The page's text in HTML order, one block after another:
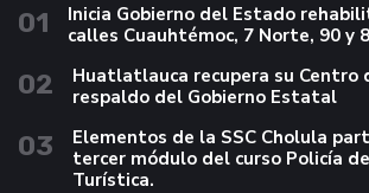
01
Inicia Gobierno del Estado
calles Cuauhtémoc, 7 Norte, 90 y
02
Huatlatlauca recupera su Centro
respaldo del Gobierno Estatal
03
Elementos de la SSC Cholula
tercer módulo del curso Policía
Turística.